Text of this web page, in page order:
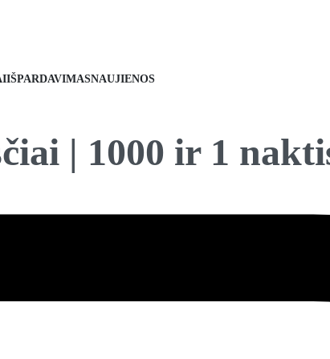
IŠPARDAVIMASNAUJIENOS
| 1000 ir 1